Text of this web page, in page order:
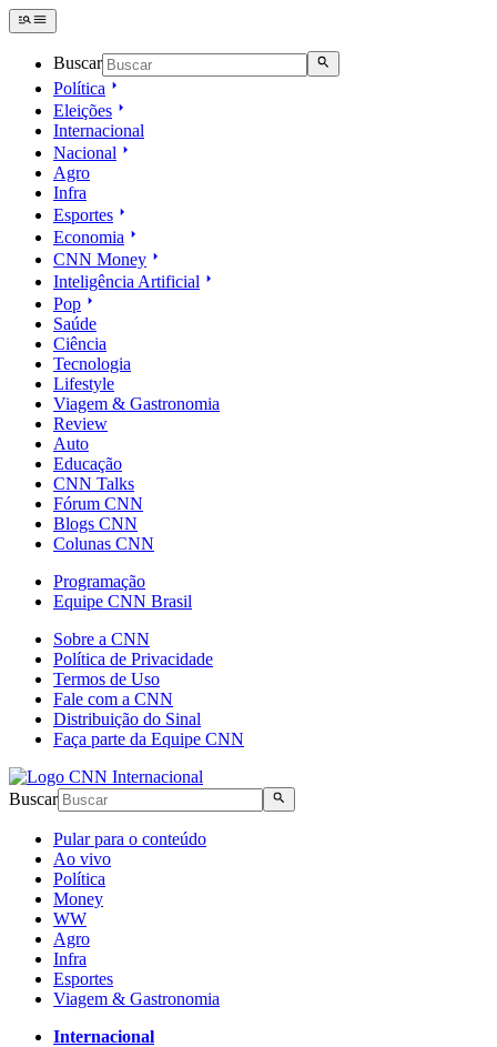
Buscar
Política
Eleições
Internacional
Nacional
Agro
Infra
Esportes
Economia
CNN Money
Inteligência Artificial
Pop
Saúde
Ciência
Tecnologia
Lifestyle
Viagem & Gastronomia
Review
Auto
Educação
CNN Talks
Fórum CNN
Blogs CNN
Colunas CNN
Programação
Equipe CNN Brasil
Sobre a CNN
Política de Privacidade
Termos de Uso
Fale com a CNN
Distribuição do Sinal
Faça parte da Equipe CNN
Buscar
Pular para o conteúdo
Ao vivo
Política
Money
WW
Agro
Infra
Esportes
Viagem & Gastronomia
Internacional